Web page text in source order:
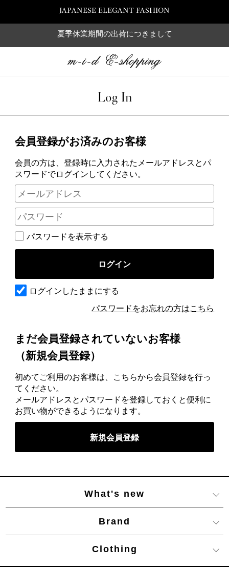
JAPANESE ELEGANT FASHION
夏季休業期間の出荷につきまして
Log In
会員登録がお済みのお客様
会員の方は、登録時に入力されたメールアドレスとパ
スワードでログインしてください。
パスワードを表示する
ログインしたままにする
パスワードをお忘れの方はこちら
まだ会員登録されていないお客様
（新規会員登録）
初めてご利用のお客様は、こちらから会員登録を行っ
てください。
メールアドレスとパスワードを登録しておくと便利に
お買い物ができるようになります。
What's new
Brand
Clothing